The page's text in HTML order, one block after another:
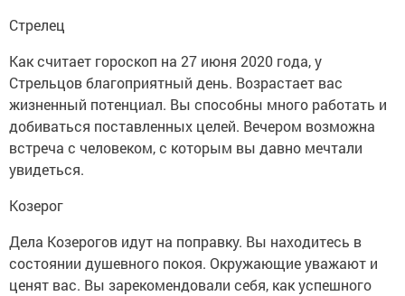
Стрелец
Как считает гороскоп на 27 июня 2020 года, у
Стрельцов благоприятный день. Возрастает вас
жизненный потенциал. Вы способны много работать и
добиваться поставленных целей. Вечером возможна
встреча с человеком, с которым вы давно мечтали
увидеться.
Козерог
Дела Козерогов идут на поправку. Вы находитесь в
состоянии душевного покоя. Окружающие уважают и
ценят вас. Вы зарекомендовали себя, как успешного